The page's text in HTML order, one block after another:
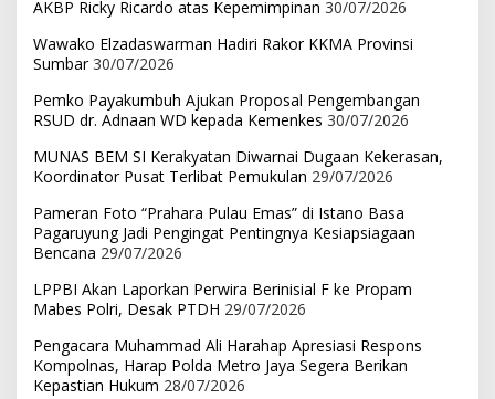
AKBP Ricky Ricardo atas Kepemimpinan 30/07/2026
Wawako Elzadaswarman Hadiri Rakor KKMA Provinsi
Sumbar 30/07/2026
Pemko Payakumbuh Ajukan Proposal Pengembangan
RSUD dr. Adnaan WD kepada Kemenkes 30/07/2026
MUNAS BEM SI Kerakyatan Diwarnai Dugaan Kekerasan,
Koordinator Pusat Terlibat Pemukulan 29/07/2026
Pameran Foto “Prahara Pulau Emas” di Istano Basa
Pagaruyung Jadi Pengingat Pentingnya Kesiapsiagaan
Bencana 29/07/2026
LPPBI Akan Laporkan Perwira Berinisial F ke Propam
Mabes Polri, Desak PTDH 29/07/2026
Pengacara Muhammad Ali Harahap Apresiasi Respons
Kompolnas, Harap Polda Metro Jaya Segera Berikan
Kepastian Hukum 28/07/2026